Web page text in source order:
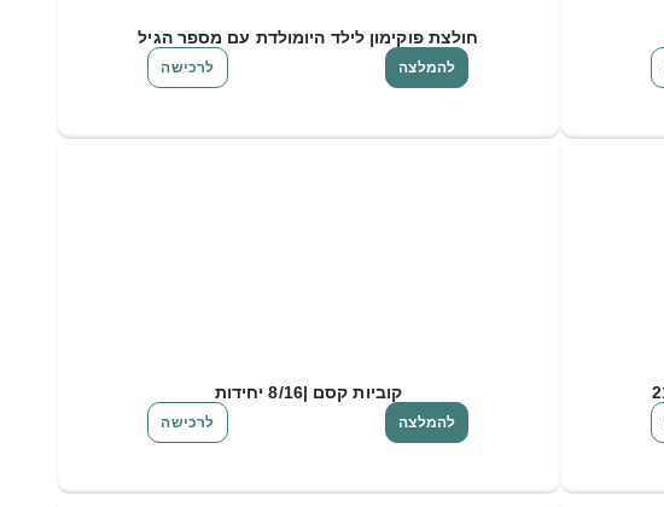
חולצת פוקימון לילד היומולדת עם מספר הגיל
להמלצה לרכישה
קוביות קסם |8/16 יחידות
להמלצה לרכישה